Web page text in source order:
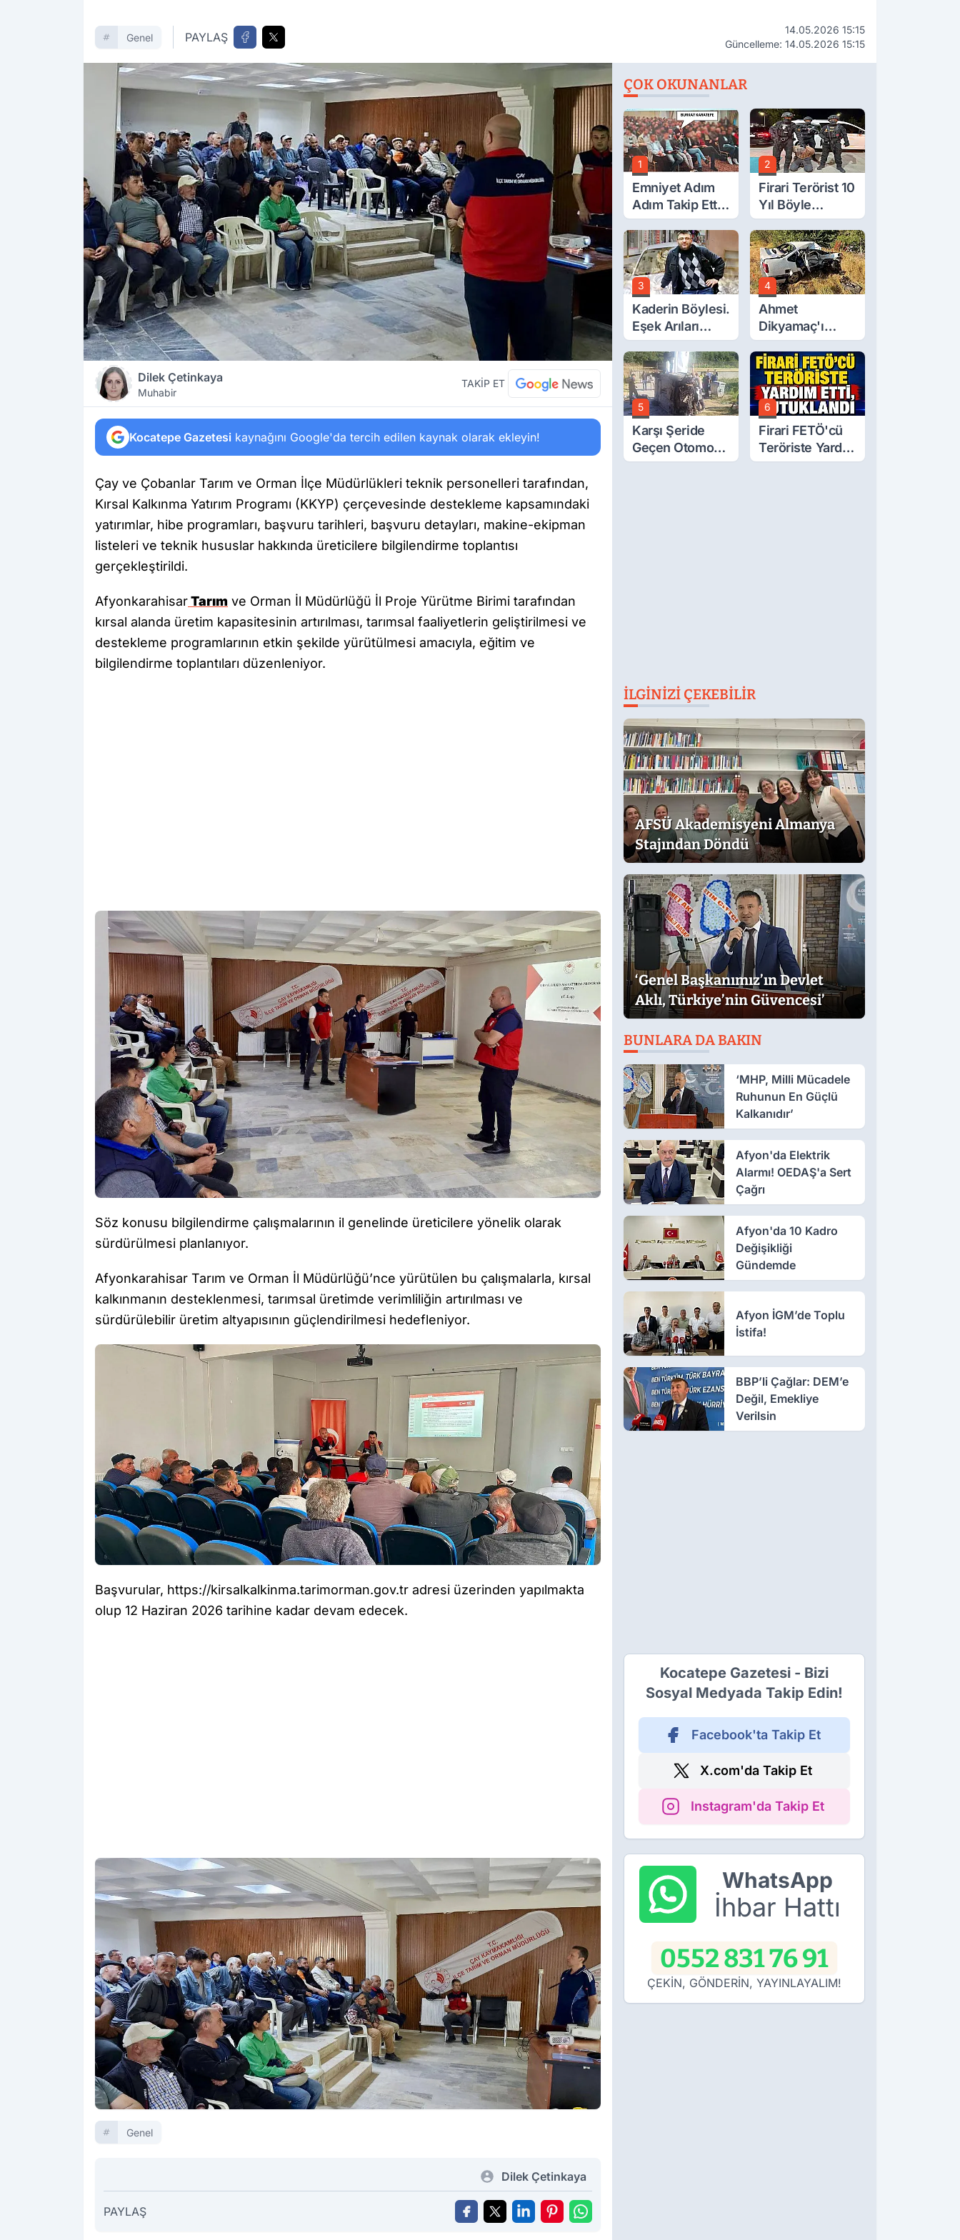
Genel PAYLAŞ
14.05.2026 15:15
Güncelleme: 14.05.2026 15:15
Dilek Çetinkaya
Muhabir
TAKİP ET
Kocatepe Gazetesi kaynağını Google'da tercih edilen kaynak olarak ekleyin!
Çay ve Çobanlar Tarım ve Orman İlçe Müdürlükleri teknik personelleri tarafından,
Kırsal Kalkınma Yatırım Programı (KKYP) çerçevesinde destekleme kapsamındaki
yatırımlar, hibe programları, başvuru tarihleri, başvuru detayları, makine-ekipman
listeleri ve teknik hususlar hakkında üreticilere bilgilendirme toplantısı
gerçekleştirildi.
AfyonkarahisarTarım ve Orman İl Müdürlüğü İl Proje Yürütme Birimi tarafından
kırsal alanda üretim kapasitesinin artırılması, tarımsal faaliyetlerin geliştirilmesi ve
destekleme programlarının etkin şekilde yürütülmesi amacıyla, eğitim ve
bilgilendirme toplantıları düzenleniyor.
Söz konusu bilgilendirme çalışmalarının il genelinde üreticilere yönelik olarak
sürdürülmesi planlanıyor.
Afyonkarahisar Tarım ve Orman İl Müdürlüğü’nce yürütülen bu çalışmalarla, kırsal
kalkınmanın desteklenmesi, tarımsal üretimde verimliliğin artırılması ve
sürdürülebilir üretim altyapısının güçlendirilmesi hedefleniyor.
Başvurular, https://kirsalkalkinma.tarimorman.gov.tr adresi üzerinden yapılmakta
olup 12 Haziran 2026 tarihine kadar devam edecek.
Genel
Dilek Çetinkaya
PAYLAŞ
ÇOK OKUNANLAR
1
Emniyet Adım
Adım Takip Etti.
Firari FETÖ'cü
Yakayı Bu
Toplantıda Ele
Verdi.
2
Firari Terörist 10
Yıl Böyle
Saklanmış: İşte
Tüm Detaylar
3
Kaderin Böylesi.
Eşek Arıları
Öldürdü
4
Ahmet
Dikyamaç'ı
Hayattan
Koparan Kaza
5
Karşı Şeride
Geçen Otomobil
Devrildi: Aile
6
Firari FETÖ'cü
Teröriste Yardım
Etti, Tutuklandı
İLGINIZI ÇEKEBILIR
AFSÜ Akademisyeni Almanya
Stajından Döndü
‘Genel Başkanımız’ın Devlet
Aklı, Türkiye’nin Güvencesi’
BUNLARA DA BAKIN
‘MHP, Milli Mücadele
Ruhunun En Güçlü
Kalkanıdır’
Afyon'da Elektrik
Alarmı! OEDAŞ'a Sert
Çağrı
Afyon'da 10 Kadro
Değişikliği
Gündemde
Afyon İGM’de Toplu
İstifa!
BBP’li Çağlar: DEM’e
Değil, Emekliye
Verilsin
Kocatepe Gazetesi - Bizi
Sosyal Medyada Takip Edin!
Facebook'ta Takip Et
X.com'da Takip Et
Instagram'da Takip Et
WhatsApp
İhbar Hattı
0552 831 76 91
ÇEKİN, GÖNDERİN, YAYINLAYALIM!